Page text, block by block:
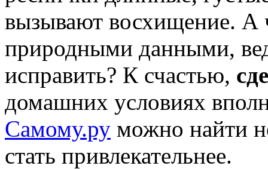
вызывают восхищение. А
природными данными,
исправить? К счастью,
домашних условиях
Самому.ру можно найти
стать привлекательнее.